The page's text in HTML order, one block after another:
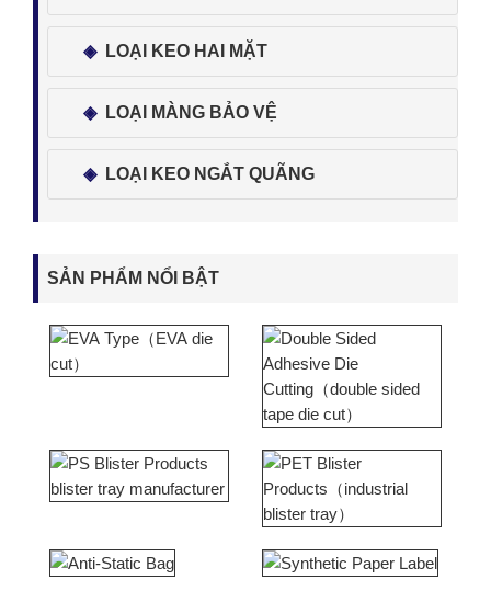
LOẠI KEO HAI MẶT
LOẠI MÀNG BẢO VỆ
LOẠI KEO NGẮT QUÃNG
SẢN PHẨM NỔI BẬT